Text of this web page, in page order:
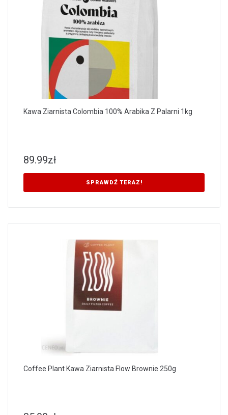
Kawa Ziarnista Colombia 100% Arabika Z Palarni 1kg
89.99zł
SPRAWDŹ TERAZ!
Coffee Plant Kawa Ziarnista Flow Brownie 250g